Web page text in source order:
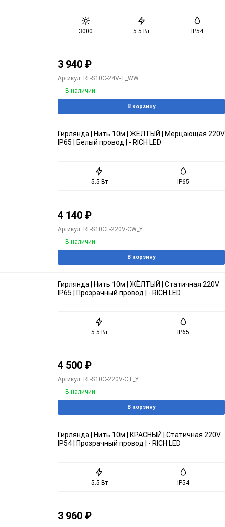
3000 5.5 Вт IP54
3 940 ₽
Артикул: RL-S10C-24V-T_WW
В наличии
В корзину
Гирлянда | Нить 10м | ЖЁЛТЫЙ | Мерцающая 220V
IP65 | Белый провод | - RICH LED
5.5 Вт IP65
4 140 ₽
Артикул: RL-S10CF-220V-CW_Y
В наличии
В корзину
Гирлянда | Нить 10м | ЖЁЛТЫЙ | Статичная 220V
IP65 | Прозрачный провод | - RICH LED
5.5 Вт IP65
4 500 ₽
Артикул: RL-S10C-220V-CT_Y
В наличии
В корзину
Гирлянда | Нить 10м | КРАСНЫЙ | Статичная 220V
IP54 | Прозрачный провод | - RICH LED
5.5 Вт IP54
3 960 ₽